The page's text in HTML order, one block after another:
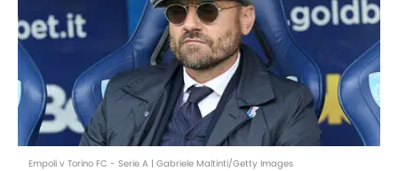
Empoli v Torino FC - Serie A | Gabriele Maltinti/Getty Images